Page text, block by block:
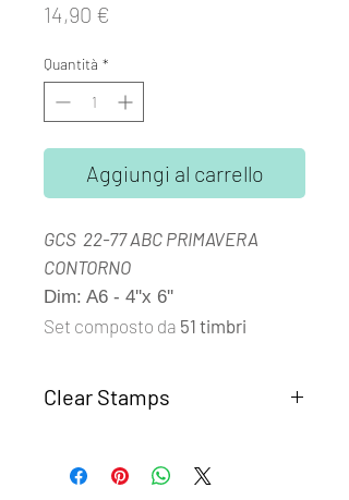
14,90 €
Quantità *
Aggiungi al carrello
GCS 22-77 ABC PRIMAVERA
CONTORNO
Dim: A6 - 4''x 6''
Set composto da 51 timbri
Clear Stamps
realizzati con fotomolimero
trasparente di alta qualità.